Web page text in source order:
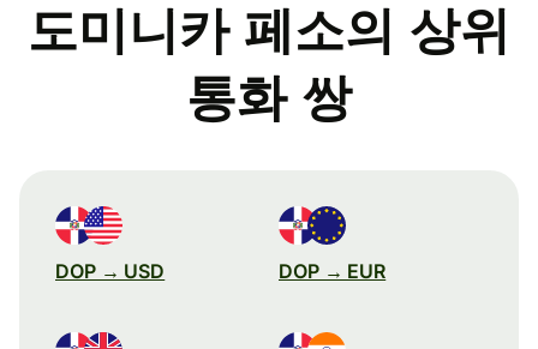
도미니카 페소의 상위
통화 쌍
DOP → USD DOP → EUR